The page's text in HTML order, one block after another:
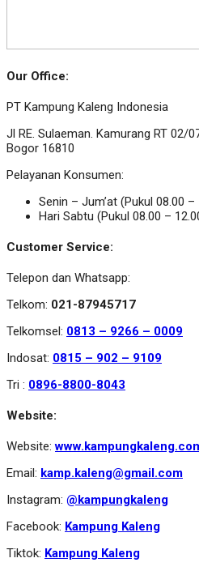
Our Office:
PT Kampung Kaleng Indonesia
Jl RE. Sulaeman. Kamurang RT 02/
Bogor 16810
Pelayanan Konsumen:
Senin – Jum’at (Pukul 08.00 –
Hari Sabtu (Pukul 08.00 –
Customer Service:
Telepon dan Whatsapp:
Telkom: 021-87945717
Telkomsel: 0813 – 9266 – 0009
Indosat: 0815 – 902 – 9109
Tri : 0896-8800-8043
Website:
Website:
Email: kamp.kaleng@gmail.com
Instagram: @kampungkaleng
Facebook: Kampung Kaleng
Tiktok: Kampung Kaleng